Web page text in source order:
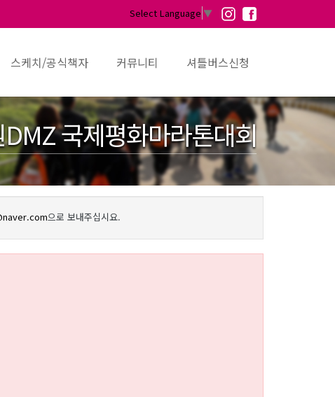
Select Language ▼
스케치/공식책자 커뮤니티 셔틀버스신청
국제평화마라톤대회
으로 보내주십시요.